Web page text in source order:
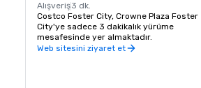
Alışveriş3 dk.
Costco Foster City, Crowne Plaza Foster
City'ye sadece 3 dakikalık yürüme
mesafesinde yer almaktadır.
Web sitesini ziyaret et